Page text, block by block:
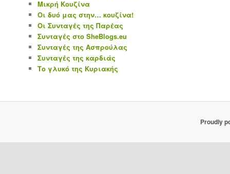
Μικρή Κουζίνα
Οι δυό μας στην… κουζίνα!
Οι Συνταγές της Παρέας
Συνταγές στο SheBlogs.eu
Συνταγές της Ασπρούλας
Συνταγές της καρδιάς
Το γλυκό της Κυριακής
Proudly